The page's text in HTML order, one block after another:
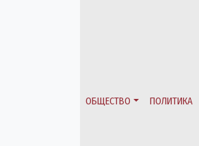
ОБЩЕСТВО ПОЛИТИКА